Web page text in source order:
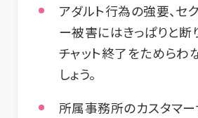
アダルト行為の強要、セ
ー被害にはきっぱりと断
チャット終了をためらわ
しょう。
所属事務所のカスタマ